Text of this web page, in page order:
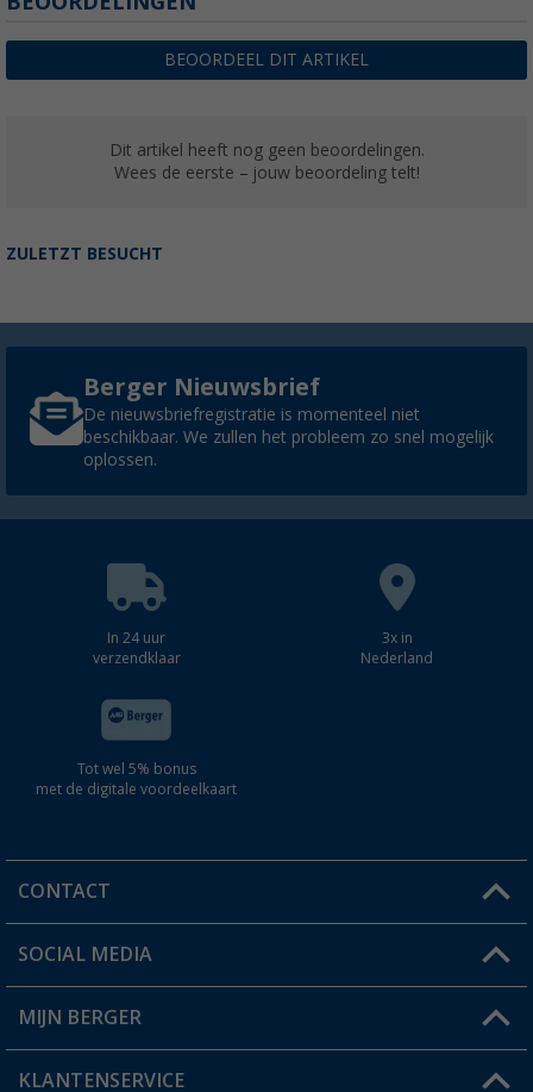
BEOORDEEL DIT ARTIKEL
Dit artikel heeft nog geen beoordelingen.
Wees de eerste – jouw beoordeling telt!
ZULETZT BESUCHT
Berger Nieuwsbrief
De nieuwsbriefregistratie is momenteel niet
beschikbaar. We zullen het probleem zo snel mogelijk
oplossen.
In 24 uur
verzendklaar
3x in
Nederland
Tot wel 5% bonus
met de digitale voordeelkaart
CONTACT
Een vraag?
Winkel vinden
SOCIAL MEDIA
MIJN BERGER
Mijn account
KLANTENSERVICE